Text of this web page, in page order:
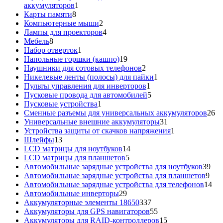
аккумуляторов1
Карты памяти88
товаров
Компьютерные мыши2
товара
Лампы для проекторов44
Мебель88
товаров
Набор отверток1
товар
Напольные горшки (кашпо)1919
товаров
Наушники для сотовых телефонов2
товара
Никелевые ленты (полосы) для пайки1
Пульты управления для инверторов1
товар
Пусковые провода для автомобилей55
Пусковые устройства1
товар
Сменные разъемы для универсальных аккумуляторов2626
Универсальные внешние аккумуляторы31
товар
Устройства защиты от скачков напряжения1
Шлейфы1313
товаров
LCD матрицы для ноутбуков1414
LCD матрицы для планшетов55
товаров
Автомобильные зарядные устройства для ноутбуков3939
Автомобильные зарядные устройства для планшетов99
Автомобильные зарядные устройства для телефонов1414
Автомобильные инверторы2929
товаров
Аккумуляторные элементы 18650337337
товаров
Аккумуляторы для GPS навигаторов5555
товаров
Аккумуляторы для RAID-контроллеров1515